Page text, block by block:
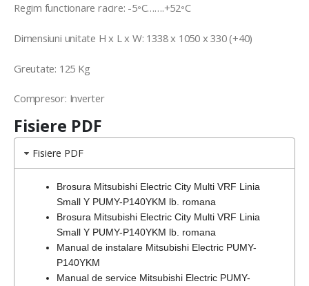
Regim functionare racire: -5°C…….+52°C
Dimensiuni unitate H x L x W: 1338 x 1050 x 330 (+40)
Greutate: 125 Kg
Compresor: Inverter
Fisiere PDF
Fisiere PDF
Brosura Mitsubishi Electric City Multi VRF Linia
Small Y PUMY-P140YKM lb. romana
Brosura Mitsubishi Electric City Multi VRF Linia
Small Y PUMY-P140YKM lb. romana
Manual de instalare Mitsubishi Electric PUMY-
P140YKM
Manual de service Mitsubishi Electric PUMY-